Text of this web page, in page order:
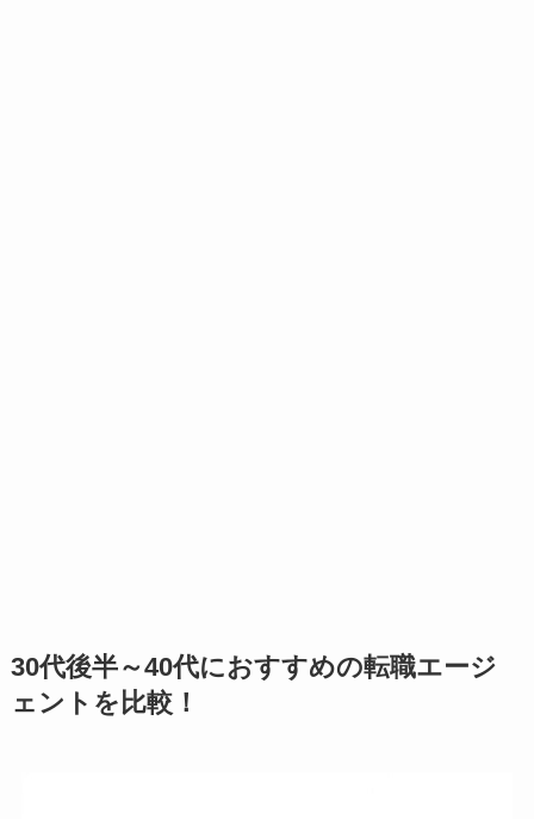
30代後半～40代におすすめの転職エージ
ェントを比較！